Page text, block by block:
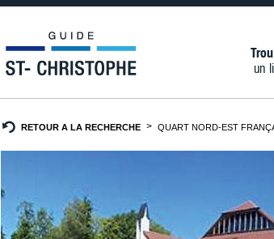
un
RETOUR A LA RECHERCHE QUART NORD-EST